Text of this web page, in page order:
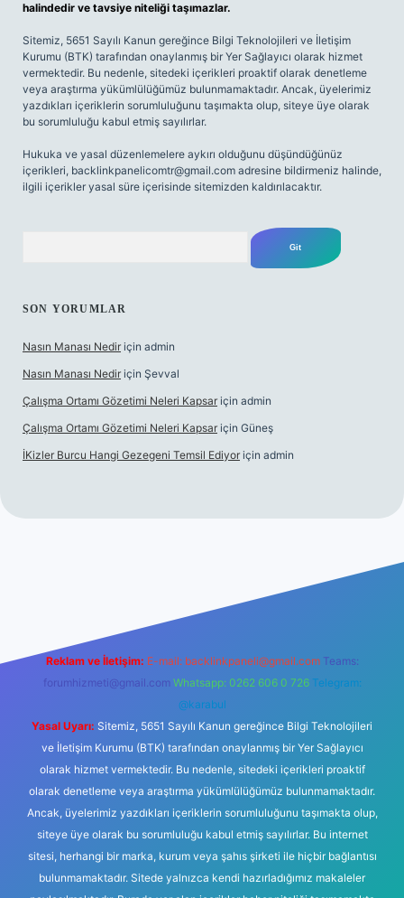
halindedir ve tavsiye niteliği taşımazlar.
Sitemiz, 5651 Sayılı Kanun gereğince Bilgi Teknolojileri ve İletişim
Kurumu (BTK) tarafından onaylanmış bir Yer Sağlayıcı olarak hizmet
vermektedir. Bu nedenle, sitedeki içerikleri proaktif olarak denetleme
veya araştırma yükümlülüğümüz bulunmamaktadır. Ancak, üyelerimiz
yazdıkları içeriklerin sorumluluğunu taşımakta olup, siteye üye olarak
bu sorumluluğu kabul etmiş sayılırlar.
Hukuka ve yasal düzenlemelere aykırı olduğunu düşündüğünüz
içerikleri, backlinkpanelicomtr@gmail.com adresine bildirmeniz halinde,
ilgili içerikler yasal süre içerisinde sitemizden kaldırılacaktır.
SON YORUMLAR
Nasın Manası Nedir için admin
Nasın Manası Nedir için Şevval
Çalışma Ortamı Gözetimi Neleri Kapsar için admin
Çalışma Ortamı Gözetimi Neleri Kapsar için Güneş
İKizler Burcu Hangi Gezegeni Temsil Ediyor için admin
Reklam ve İletişim: E-mail: backlinkpaneli@gmail.com Teams:
forumhizmeti@gmail.com Whatsapp: 0262 606 0 726 Telegram:
@karabul
Yasal Uyarı: Sitemiz, 5651 Sayılı Kanun gereğince Bilgi Teknolojileri
ve İletişim Kurumu (BTK) tarafından onaylanmış bir Yer Sağlayıcı
olarak hizmet vermektedir. Bu nedenle, sitedeki içerikleri proaktif
olarak denetleme veya araştırma yükümlülüğümüz bulunmamaktadır.
Ancak, üyelerimiz yazdıkları içeriklerin sorumluluğunu taşımakta olup,
siteye üye olarak bu sorumluluğu kabul etmiş sayılırlar. Bu internet
sitesi, herhangi bir marka, kurum veya şahıs şirketi ile hiçbir bağlantısı
bulunmamaktadır. Sitede yalnızca kendi hazırladığımız makaleler